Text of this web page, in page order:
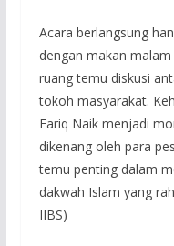
Acara berlangsung
dengan makan
ruang temu diskusi
tokoh masyarakat.
Fariq Naik menjadi
dikenang oleh para
temu penting dalam
dakwah Islam yang
IIBS)